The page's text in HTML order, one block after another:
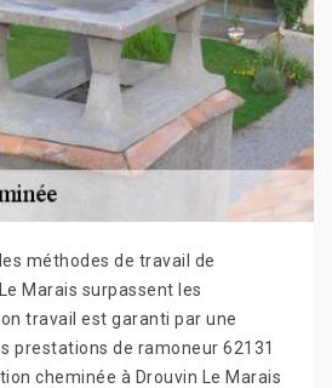
méthodes de travail de
Marais surpassent les
travail est garanti par une
prestations de ramoneur 62131
cheminée à Drouvin Le Marais